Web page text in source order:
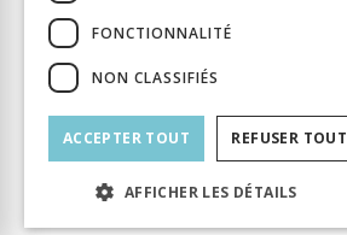
FONCTIONNALITÉ
NON CLASSIFIÉS
ACCEPTER TOUT REFUSER TOUT
AFFICHER LES DÉTAILS